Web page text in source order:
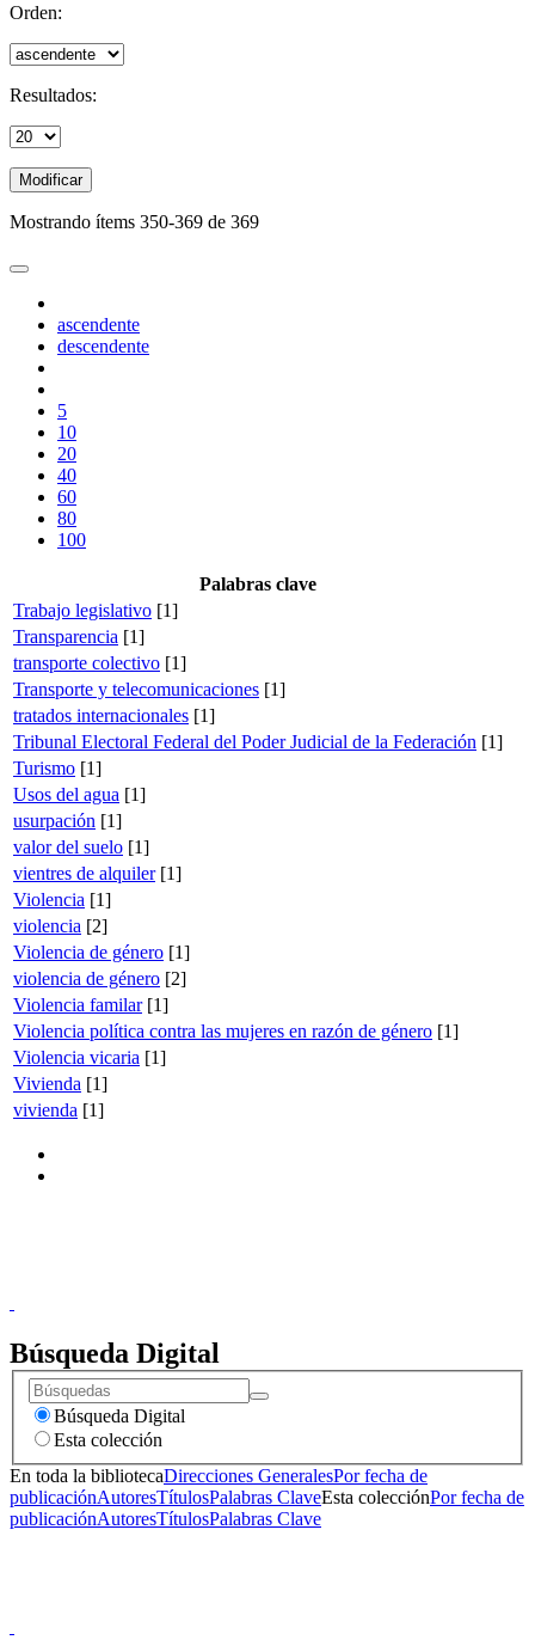
Orden:
Resultados:
Modificar
Mostrando ítems 350-369 de 369
ascendente
descendente
5
10
20
40
60
80
100
Palabras clave
Trabajo legislativo [1]
Transparencia [1]
transporte colectivo [1]
Transporte y telecomunicaciones [1]
tratados internacionales [1]
Tribunal Electoral Federal del Poder Judicial de la Federación [1]
Turismo [1]
Usos del agua [1]
usurpación [1]
valor del suelo [1]
vientres de alquiler[1]
Violencia [1]
violencia [2]
Violencia de género [1]
violencia de género [2]
Violencia familar[1]
Violencia política contra las mujeres en razón de género [1]
Violencia vicaria [1]
Vivienda [1]
vivienda [1]
Búsqueda Digital
Búsqueda Digital
Esta colección
En toda la bibliotecaDirecciones GeneralesPor fecha de
publicaciónAutoresTítulosPalabras ClaveEsta colecciónPor fecha de
publicaciónAutoresTítulosPalabras Clave